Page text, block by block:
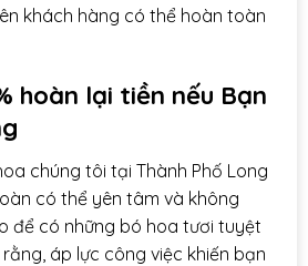
khách hàng có thể hoàn toàn
hoàn lại tiền nếu Bạn
chúng tôi tại Thành Phố Long
có thể yên tâm và không
để có những bó hoa tươi tuyệt
áp lực công việc khiến bạn